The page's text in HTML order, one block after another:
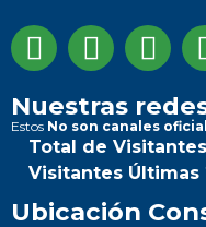
Nuestras
Estos No son canales
Total de
Visitantes Últimas
Ubicación